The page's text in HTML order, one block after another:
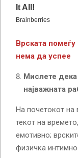
Врската
нема да успее
Мислете
најважната
На почетокот на
текот на
емотивно;
физичка